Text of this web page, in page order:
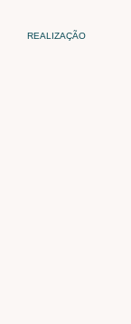
REALIZAÇÃO